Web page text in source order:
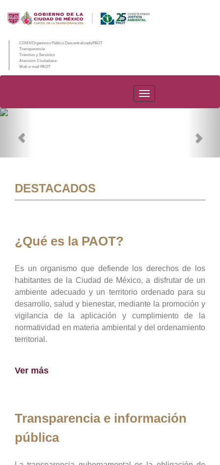
CDMX/Organismo Público Descentralizado/PAOT
Transparencia
Trámites y Servicios
Atención Ciudadana
Web e-mail PAOT
PAOT
DESTACADOS
¿Qué es la PAOT?
Es un organismo que defiende los derechos de los
habitantes de la Ciudad de México, a disfrutar de un
ambiente adecuado y un territorio ordenado para su
desarrollo, salud y bienestar, mediante la promoción y
vigilancia de la aplicación y cumplimiento de la
normatividad en materia ambiental y del ordenamiento
territorial.
Ver más
Transparencia e información
pública